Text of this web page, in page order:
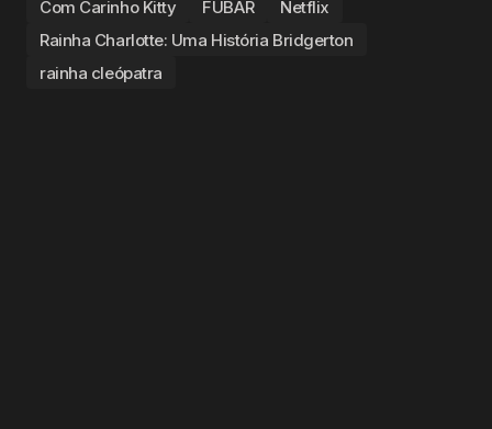
Com Carinho Kitty
FUBAR
Netflix
Rainha Charlotte: Uma História Bridgerton
rainha cleópatra